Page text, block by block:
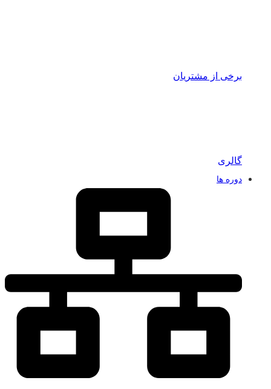
برخی از مشتریان
گالری
دوره ها